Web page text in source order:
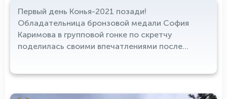
Первый день Конья-2021 позади!
Обладательница бронзовой медали София
Каримова в групповой гонке по скретчу
поделилась своими впечатлениями после